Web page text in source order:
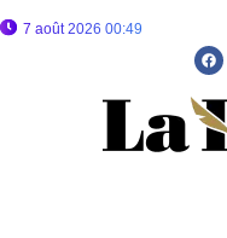
7 août 2026 00:49